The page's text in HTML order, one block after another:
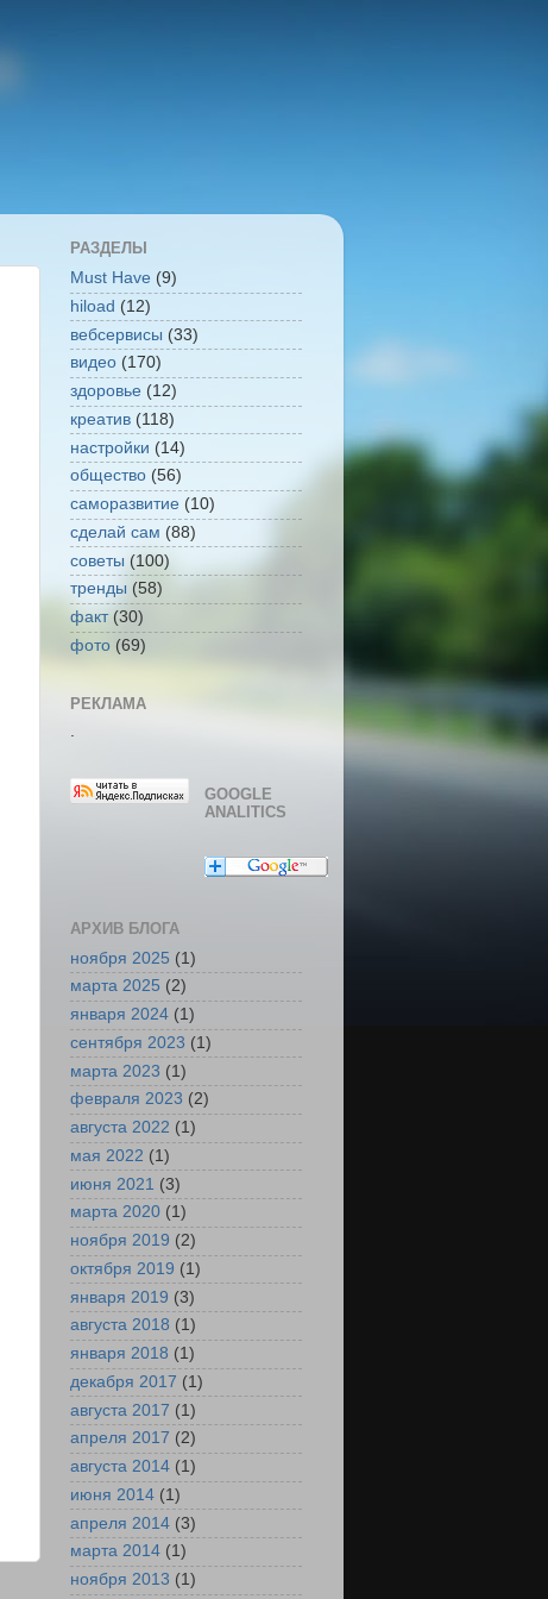
РАЗДЕЛЫ
Must Have (9)
hiload (12)
вебсервисы (33)
видео (170)
здоровье (12)
креатив (118)
настройки (14)
общество (56)
саморазвитие (10)
сделай сам (88)
советы (100)
тренды (58)
факт (30)
фото (69)
РЕКЛАМА
GOOGLE
ANALITICS
АРХИВ БЛОГА
ноября 2025 (1)
марта 2025 (2)
января 2024 (1)
сентября 2023 (1)
марта 2023 (1)
февраля 2023 (2)
августа 2022 (1)
мая 2022 (1)
июня 2021 (3)
марта 2020 (1)
ноября 2019 (2)
октября 2019 (1)
января 2019 (3)
августа 2018 (1)
января 2018 (1)
декабря 2017 (1)
августа 2017 (1)
апреля 2017 (2)
августа 2014 (1)
июня 2014 (1)
апреля 2014 (3)
марта 2014 (1)
ноября 2013 (1)